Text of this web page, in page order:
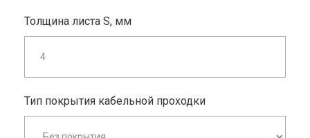
Толщина листа S, мм
Тип покрытия кабельной проходки